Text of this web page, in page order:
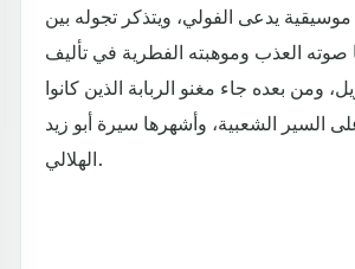
موسيقية يدعى الفولي، ويتذكر تجوله بين
العذب وموهبته الفطرية في تأليف
ومن بعده جاء مغنو الربابة الذين كانوا
السير الشعبية، وأشهرها سيرة أبو زيد
الهلالي.